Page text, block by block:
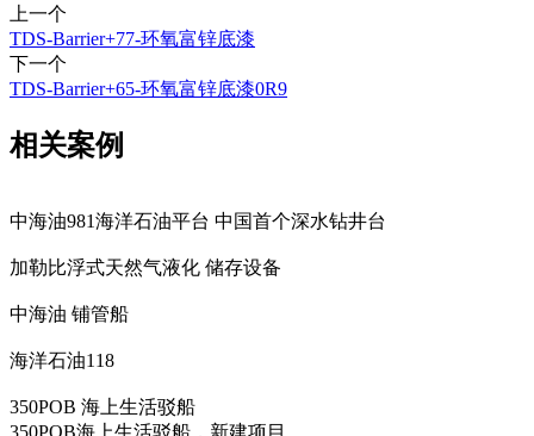
上一个
TDS-Barrier+77-环氧富锌底漆
下一个
TDS-Barrier+65-环氧富锌底漆0R9
相关案例
中海油981海洋石油平台 中国首个深水钻井台
加勒比浮式天然气液化 储存设备
中海油 铺管船
海洋石油118
350POB 海上生活驳船
350POB海上生活驳船，新建项目